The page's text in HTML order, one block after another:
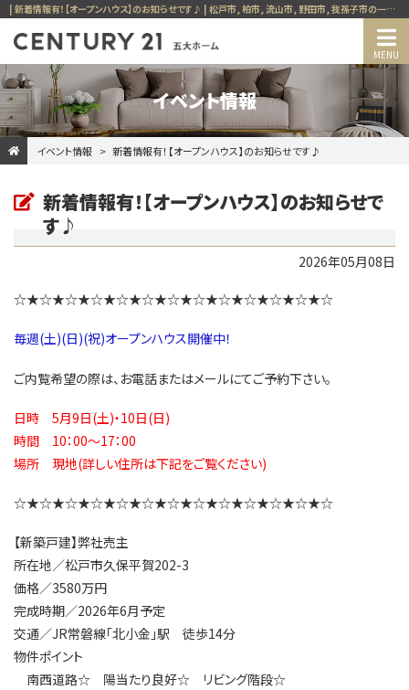
| 新着情報有！【オープンハウス】のお知らせです♪ | 松戸市, 柏市, 流山市, 野田市, 我孫子市の一戸建て, マンション, 土地, 投資用, 賃貸など、不動産の事ならセンチュリー21五大ホーム
イベント情報
イベント情報 新着情報有！【オープンハウス】のお知らせです♪
新着情報有！【オープンハウス】のお知らせで
す♪
2026年05月08日
☆★☆★☆★☆★☆★☆★☆★☆★☆★☆★☆★☆★☆
毎週(土)(日)(祝)オープンハウス開催中！
ご内覧希望の際は、お電話またはメールにてご予約下さい。
日時 5月9日(土)・10日(日)
時間 10：00～17：00
場所 現地(詳しい住所は下記をご覧ください)
☆★☆★☆★☆★☆★☆★☆★☆★☆★☆★☆★☆★☆
【新築戸建】弊社売主
所在地／松戸市久保平賀202-3
価格／3580万円
完成時期／2026年6月予定
交通／JR常磐線「北小金」駅 徒歩14分
物件ポイント
南西道路☆ 陽当たり良好☆ リビング階段☆